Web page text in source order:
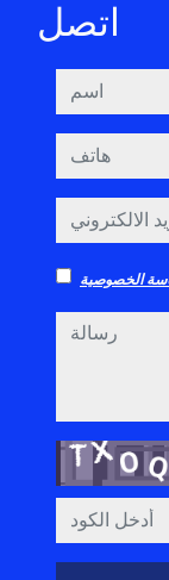
اتصل
هاتف
الالكتروني
الخصوصية
رسالة
Captcha